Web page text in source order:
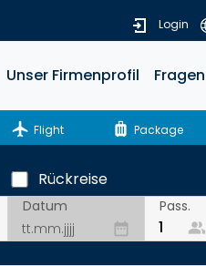
Login
Unser Firmenprofil Fragen
flight Flight luggage Package
Rückreise
Datum
date_range
Pass.
people_alt